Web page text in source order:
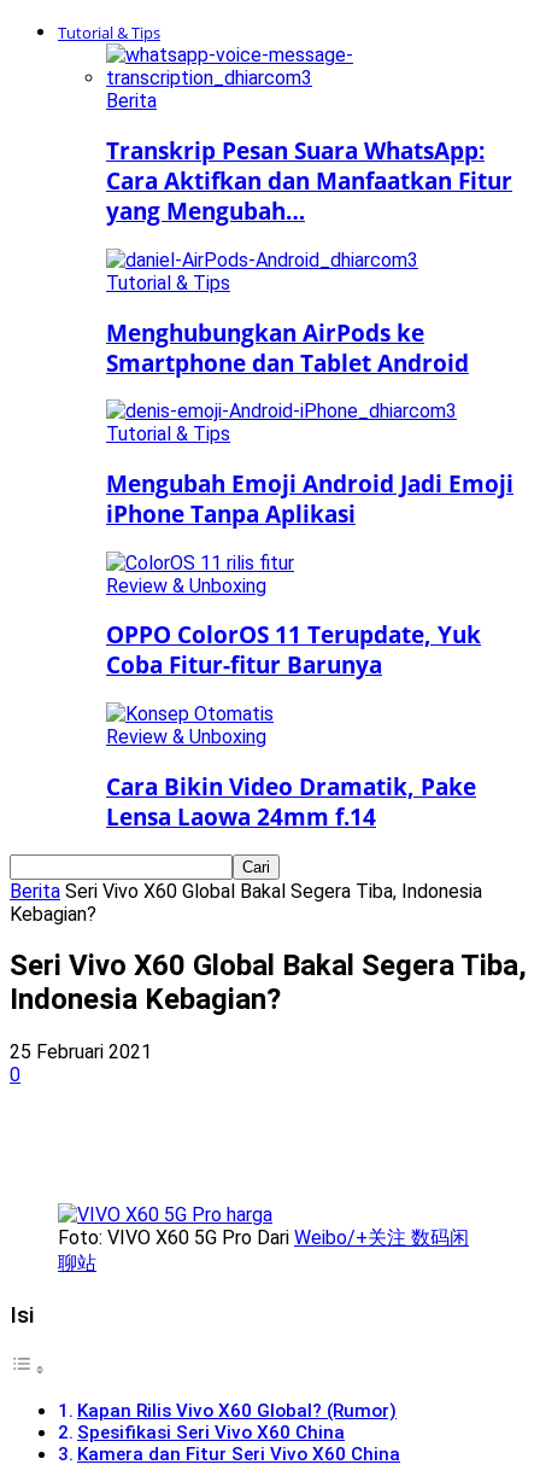
Tutorial & Tips
Berita
Transkrip Pesan Suara WhatsApp:
Cara Aktifkan dan Manfaatkan Fitur
yang Mengubah…
Tutorial & Tips
Menghubungkan AirPods ke
Smartphone dan Tablet Android
Tutorial & Tips
Mengubah Emoji Android Jadi Emoji
iPhone Tanpa Aplikasi
Review & Unboxing
OPPO ColorOS 11 Terupdate, Yuk
Coba Fitur-fitur Barunya
Review & Unboxing
Cara Bikin Video Dramatik, Pake
Lensa Laowa 24mm f.14
Berita Seri Vivo X60 Global Bakal Segera Tiba, Indonesia
Kebagian?
Seri Vivo X60 Global Bakal Segera Tiba,
Indonesia Kebagian?
25 Februari 2021
0
Foto: VIVO X60 5G Pro Dari Weibo/+关注 数码闲
聊站
Isi
Kapan Rilis Vivo X60 Global? (Rumor)
Spesifikasi Seri Vivo X60 China
Kamera dan Fitur Seri Vivo X60 China